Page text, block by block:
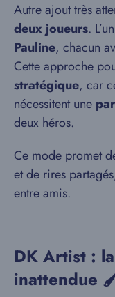
Autre ajout très
deux joueurs.
Pauline, chacun
Cette approche
stratégique, car
nécessitent une
deux héros.
Ce mode promet
et de rires
entre amis.
DK Artist :
inattendue